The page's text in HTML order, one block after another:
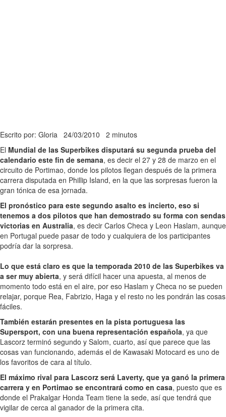
Escrito por: Gloria 24/03/2010 2 minutos
El Mundial de las Superbikes disputará su segunda prueba del
calendario este fin de semana, es decir el 27 y 28 de marzo en el
circuito de Portimao, donde los pilotos llegan después de la primera
carrera disputada en Phillip Island, en la que las sorpresas fueron la
gran tónica de esa jornada.
El pronóstico para este segundo asalto es incierto, eso si
tenemos a dos pilotos que han demostrado su forma con sendas
victorias en Australia, es decir Carlos Checa y Leon Haslam, aunque
en Portugal puede pasar de todo y cualquiera de los participantes
podría dar la sorpresa.
Lo que está claro es que la temporada 2010 de las Superbikes va
a ser muy abierta, y será difícil hacer una apuesta, al menos de
momento todo está en el aire, por eso Haslam y Checa no se pueden
relajar, porque Rea, Fabrizio, Haga y el resto no les pondrán las cosas
fáciles.
También estarán presentes en la pista portuguesa las
Supersport, con una buena representación española, ya que
Lascorz terminó segundo y Salom, cuarto, así que parece que las
cosas van funcionando, además el de Kawasaki Motocard es uno de
los favoritos de cara al título.
El máximo rival para Lascorz será Laverty, que ya ganó la primera
carrera y en Portimao se encontrará como en casa, puesto que es
donde el Prakalgar Honda Team tiene la sede, así que tendrá que
vigilar de cerca al ganador de la primera cita.